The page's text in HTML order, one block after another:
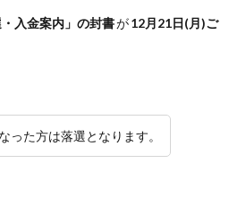
・入金案内」の封書が12月21日(月)ご
った方は落選となります。